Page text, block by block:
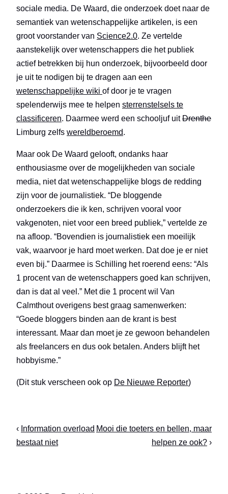
sociale media. De Waard, die onderzoek doet naar de
semantiek van wetenschappelijke artikelen, is een
groot voorstander van Science2.0. Ze vertelde
aanstekelijk over wetenschappers die het publiek
actief betrekken bij hun onderzoek, bijvoorbeeld door
je uit te nodigen bij te dragen aan een
wetenschappelijke wiki of door je te vragen
spelenderwijs mee te helpen sterrenstelsels te
classificeren. Daarmee werd een schooljuf uitDrenthe
Limburg zelfs wereldberoemd.
Maar ook De Waard gelooft, ondanks haar
enthousiasme over de mogelijkheden van sociale
media, niet dat wetenschappelijke blogs de redding
zijn voor de journalistiek. “De bloggende
onderzoekers die ik ken, schrijven vooral voor
vakgenoten, niet voor een breed publiek,” vertelde ze
na afloop. “Bovendien is journalistiek een moeilijk
vak, waarvoor je hard moet werken. Dat doe je er niet
even bij.” Daarmee is Schilling het roerend eens: “Als
1 procent van de wetenschappers goed kan schrijven,
dan is dat al veel.” Met die 1 procent wil Van
Calmthout overigens best graag samenwerken:
“Goede bloggers binden aan de krant is best
interessant. Maar dan moet je ze gewoon behandelen
als freelancers en dus ook betalen. Anders blijft het
hobbyisme.”
(Dit stuk verscheen ook op De Nieuwe Reporter)
‹ Information overload
bestaat niet
Mooi die toeters en bellen, maar
helpen ze ook? ›